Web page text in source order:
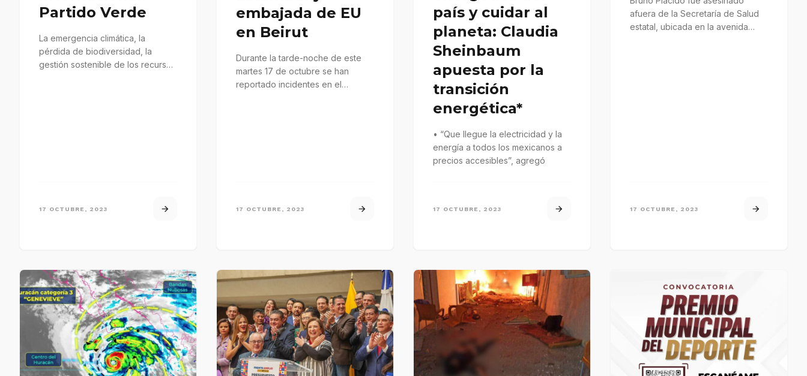
Partido Verde
La emergencia climática, la
pérdida de biodiversidad, la
gestión sostenible de los recursos
17 OCTUBRE, 2023
embajada de EU
en Beirut
Durante la tarde-noche de este
martes 17 de octubre se han
reportado incidentes en el
17 OCTUBRE, 2023
país y cuidar al
planeta: Claudia
Sheinbaum
apuesta por la
transición
energética*
• “Que llegue la electricidad y la
energía a todos los mexicanos a
precios accesibles”, agregó
17 OCTUBRE, 2023
afuera de la Secretaría de Salud
estatal, ubicada en la avenida
17 OCTUBRE, 2023